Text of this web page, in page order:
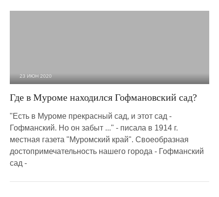
23 ИЮН 2020
Где в Муроме находился Гофмановский сад?
"Есть в Муроме прекрасный сад, и этот сад -
Гофманский. Но он забыт ..." - писала в 1914 г.
местная газета "Муромский край". Своеобразная
достопримечательность нашего города - Гофманский
сад -